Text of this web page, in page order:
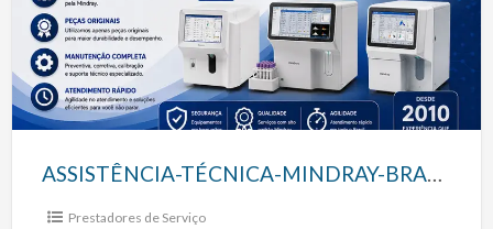
ASSISTÊNCIA-TÉCNICA-MINDRAY-BRASIL
Prestadores de Serviço